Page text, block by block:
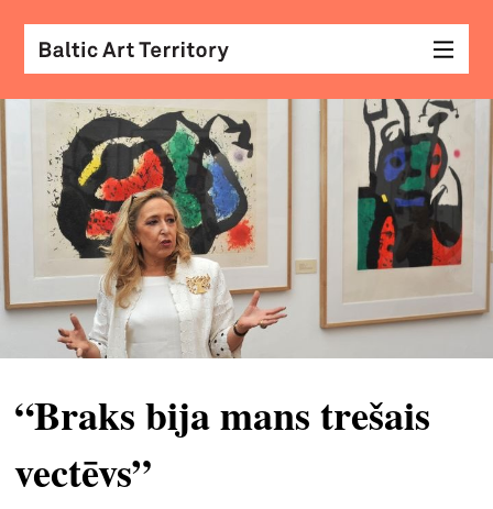
ar
“Braks bija mans trešais
vectēvs”